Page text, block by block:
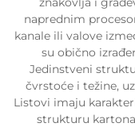
naprednim
kanale ili valove
su obično
Jedinstveni
čvrstoće i težine,
Listovi imaju
strukturu